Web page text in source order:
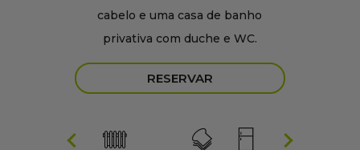
cabelo e uma casa de banho
privativa com duche e WC.
RESERVAR